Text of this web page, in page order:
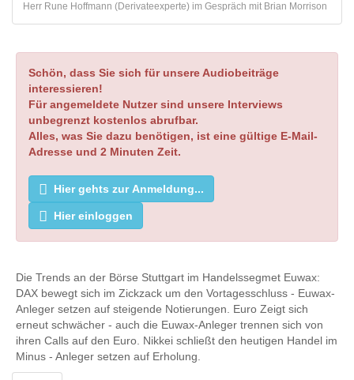
Herr Rune Hoffmann (Derivateexperte) im Gespräch mit Brian Morrison
Schön, dass Sie sich für unsere Audiobeiträge
interessieren!
Für angemeldete Nutzer sind unsere Interviews
unbegrenzt kostenlos abrufbar.
Alles, was Sie dazu benötigen, ist eine gültige E-Mail-
Adresse und 2 Minuten Zeit.
Hier gehts zur Anmeldung...
Hier einloggen
Die Trends an der Börse Stuttgart im Handelssegmet Euwax:
DAX bewegt sich im Zickzack um den Vortagesschluss - Euwax-
Anleger setzen auf steigende Notierungen. Euro Zeigt sich
erneut schwächer - auch die Euwax-Anleger trennen sich von
ihren Calls auf den Euro. Nikkei schließt den heutigen Handel im
Minus - Anleger setzen auf Erholung.